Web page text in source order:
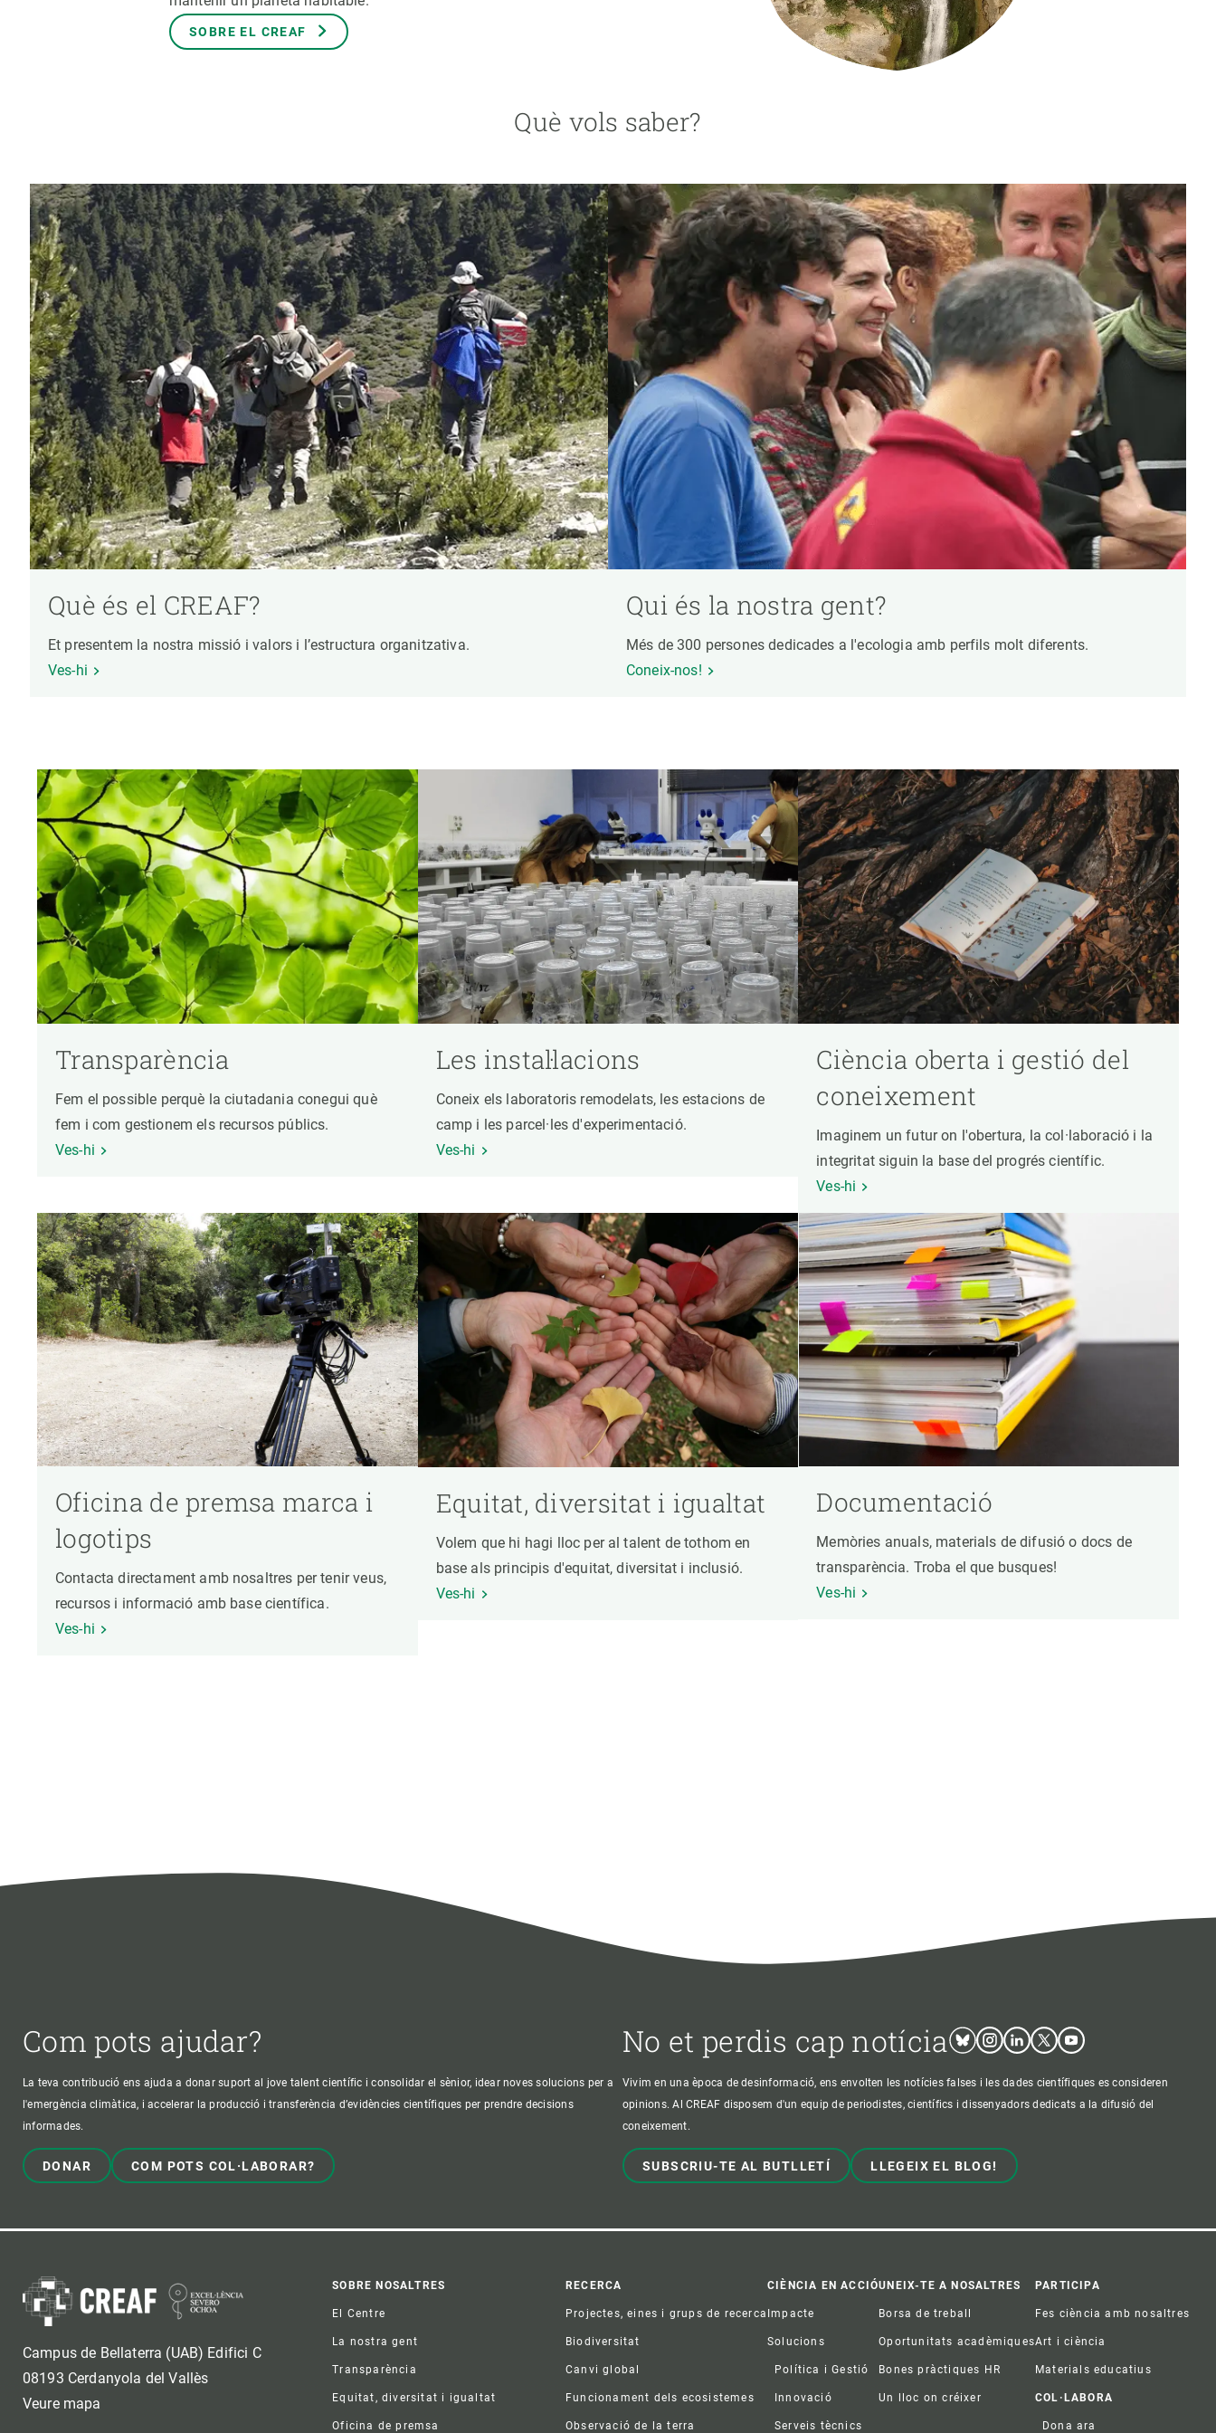
SOBRE EL CREAF
Què vols saber?
Què és el CREAF?
Et presentem la nostra missió i valors i l’estructura organitzativa.
Ves-hi
Qui és la nostra gent?
Més de 300 persones dedicades a l'ecologia amb perfils molt diferents.
Coneix-nos!
Transparència
Fem el possible perquè la ciutadania conegui què
fem i com gestionem els recursos públics.
Ves-hi
Les instal·lacions
Coneix els laboratoris remodelats, les estacions de
camp i les parcel·les d'experimentació.
Ves-hi
Ciència oberta i gestió del
coneixement
Imaginem un futur on l'obertura, la col·laboració i la
integritat siguin la base del progrés científic.
Ves-hi
Oficina de premsa marca i
logotips
Contacta directament amb nosaltres per tenir veus,
recursos i informació amb base científica.
Ves-hi
Equitat, diversitat i igualtat
Volem que hi hagi lloc per al talent de tothom en
base als principis d'equitat, diversitat i inclusió.
Ves-hi
Documentació
Memòries anuals, materials de difusió o docs de
transparència. Troba el que busques!
Ves-hi
Com pots ajudar?
La teva contribució ens ajuda a donar suport al jove talent científic i consolidar el sènior, idear noves solucions per a
l'emergència climàtica, i accelerar la producció i transferència d’evidències científiques per prendre decisions
informades.
DONAR COM POTS COL·LABORAR?
No et perdis cap notícia BlueskyInstagram
LinkedinTwitterYoutube
Vivim en una època de desinformació, ens envolten les notícies falses i les dades científiques es consideren
opinions. Al CREAF disposem d'un equip de periodistes, científics i dissenyadors dedicats a la difusió del
coneixement.
SUBSCRIU-TE AL BUTLLETÍ LLEGEIX EL BLOG!
Campus de Bellaterra (UAB) Edifici C
08193 Cerdanyola del Vallès
Veure mapa
Footer
SOBRE NOSALTRES
El Centre
La nostra gent
Transparència
Equitat, diversitat i igualtat
Oficina de premsa
RECERCA
Projectes, eines i grups de recerca
Biodiversitat
Canvi global
Funcionament dels ecosistemes
Observació de la terra
CIÈNCIA EN ACCIÓ
Impacte
Solucions
Política i Gestió
Innovació
Serveis tècnics
UNEIX-TE A NOSALTRES
Borsa de treball
Oportunitats acadèmiques
Bones pràctiques HR
Un lloc on créixer
PARTICIPA
Fes ciència amb nosaltres
Art i ciència
Materials educatius
COL·LABORA
Dona ara
Observació de la terra
Temes transversals
Programa de màsters i doctorat
Desenvolupament de carrera
Biodiversitat
Canvi global